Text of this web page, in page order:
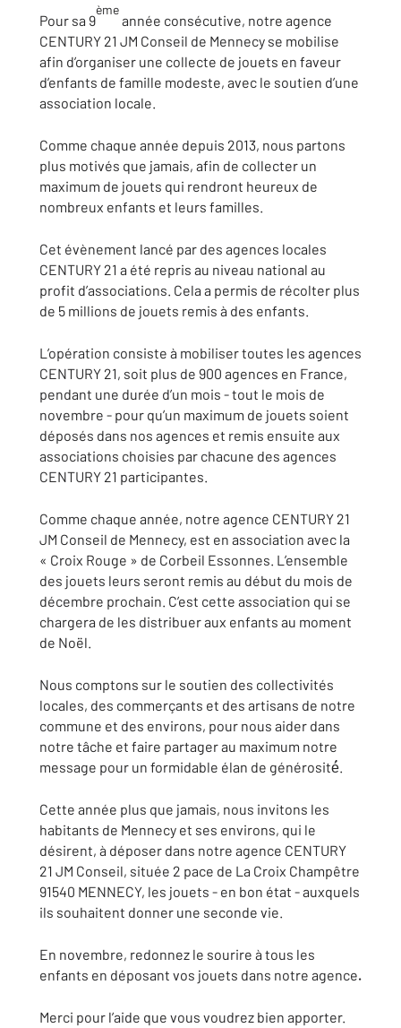
Pour sa 9
ème
année consécutive, notre agence
CENTURY 21 JM Conseil de Mennecy se mobilise
afin d’organiser une collecte de jouets en faveur
d’enfants de famille modeste, avec le soutien d’une
association locale.
Comme chaque année depuis 2013, nous partons
plus motivés que jamais, afin de collecter un
maximum de jouets qui rendront heureux de
nombreux enfants et leurs familles.
Cet évènement lancé par des agences locales
CENTURY 21 a été repris au niveau national au
profit d’associations. Cela a permis de récolter plus
de 5 millions de jouets remis à des enfants.
L’opération consiste à mobiliser toutes les agences
CENTURY 21, soit plus de 900 agences en France,
pendant une durée d’un mois - tout le mois de
novembre - pour qu’un maximum de jouets soient
déposés dans nos agences et remis ensuite aux
associations choisies par chacune des agences
CENTURY 21 participantes.
Comme chaque année, notre agence CENTURY 21
JM Conseil de Mennecy, est en association avec la
« Croix Rouge » de Corbeil Essonnes. L’ensemble
des jouets leurs seront remis au début du mois de
décembre prochain. C’est cette association qui se
chargera de les distribuer aux enfants au moment
de Noël.
Nous comptons sur le soutien des collectivités
locales, des commerçants et des artisans de notre
commune et des environs, pour nous aider dans
notre tâche et faire partager au maximum notre
message pour un formidable élan de générosité́.
Cette année plus que jamais, nous invitons les
habitants de Mennecy et ses environs, qui le
désirent, à déposer dans notre agence CENTURY
21 JM Conseil, située 2 pace de La Croix Champêtre
91540 MENNECY, les jouets - en bon état - auxquels
ils souhaitent donner une seconde vie.
En novembre, redonnez le sourire à tous les
enfants en déposant vos jouets dans notre agence.
Merci pour l’aide que vous voudrez bien apporter.